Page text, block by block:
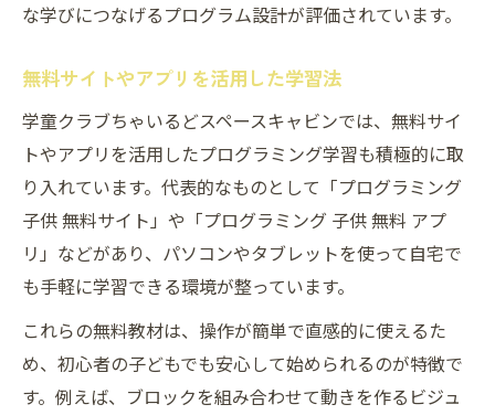
な学びにつなげるプログラム設計が評価されています。
無料サイトやアプリを活用した学習法
学童クラブちゃいるどスペースキャビンでは、無料サイ
トやアプリを活用したプログラミング学習も積極的に取
り入れています。代表的なものとして「プログラミング
子供 無料サイト」や「プログラミング 子供 無料 アプ
リ」などがあり、パソコンやタブレットを使って自宅で
も手軽に学習できる環境が整っています。
これらの無料教材は、操作が簡単で直感的に使えるた
め、初心者の子どもでも安心して始められるのが特徴で
す。例えば、ブロックを組み合わせて動きを作るビジュ